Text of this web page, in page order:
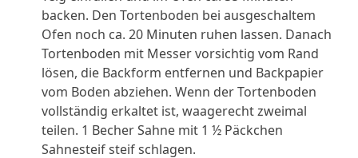
backen. Den Tortenboden bei ausgeschaltem
Ofen noch ca. 20 Minuten ruhen lassen. Danach
Tortenboden mit Messer vorsichtig vom Rand
lösen, die Backform entfernen und Backpapier
vom Boden abziehen. Wenn der Tortenboden
vollständig erkaltet ist, waagerecht zweimal
teilen. 1 Becher Sahne mit 1 ½ Päckchen
Sahnesteif steif schlagen.